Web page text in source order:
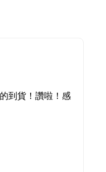
到貨！讚啦！感